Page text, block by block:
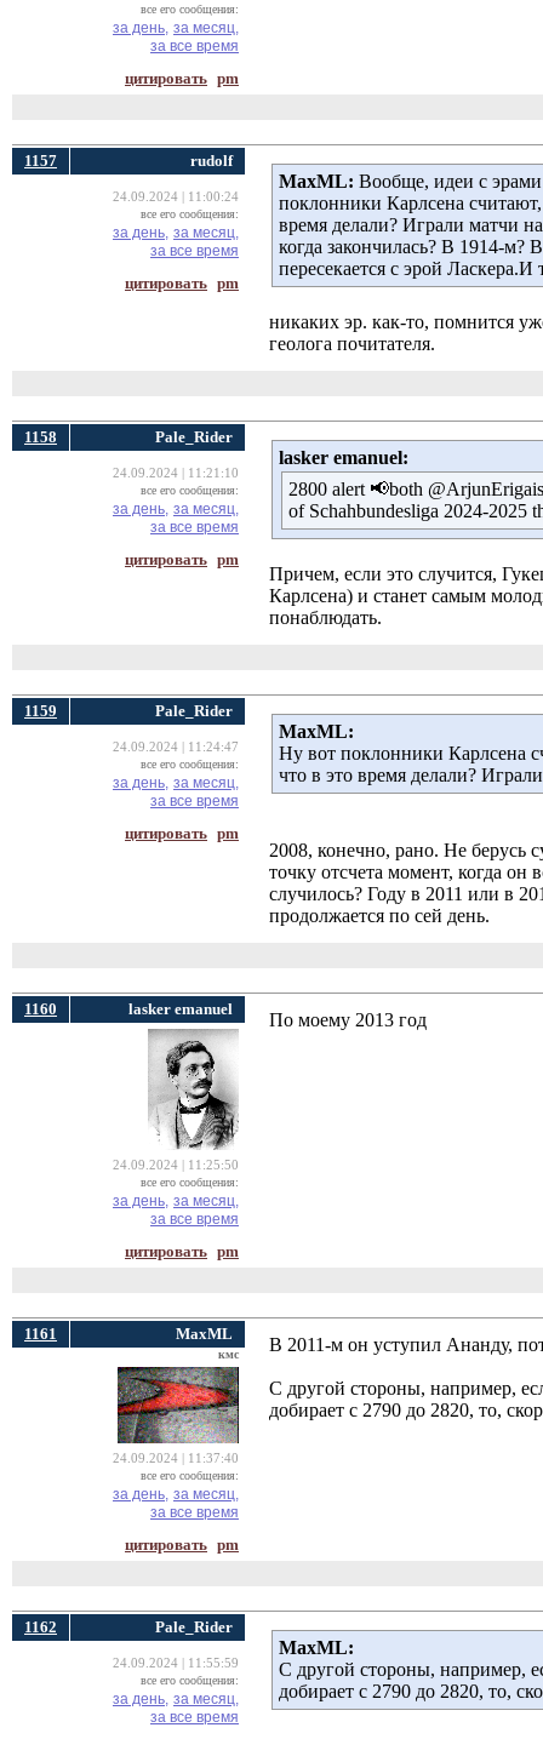
все его сообщения:
за день, за месяц,
за все время
цитировать pm
1157 rudolf
24.09.2024 | 11:00:24
все его сообщения:
за день, за месяц,
за все время
цитировать pm
MaxML: Вообще, идеи с эрами
поклонники Карлсена
время делали? Играли матчи
когда закончилась? В 1914-м?
пересекается с эрой Ласкера.И
никаких эр. как-то, помнится
геолога почитателя.
1158 Pale_Rider
24.09.2024 | 11:21:10
все его сообщения:
за день, за месяц,
за все время
цитировать pm
lasker emanuel:
2800 alert 📢both
of Schahbundesliga 2024-2025
Причем, если это случится,
Карлсена) и станет самым
понаблюдать.
1159 Pale_Rider
24.09.2024 | 11:24:47
все его сообщения:
за день, за месяц,
за все время
цитировать pm
MaxML:
Ну вот поклонники Карлсена
что в это время делали?
2008, конечно, рано. Не берусь
точку отсчета момент, когда он
случилось? Году в 2011 или в
продолжается по сей день.
1160 lasker emanuel
24.09.2024 | 11:25:50
все его сообщения:
за день, за месяц,
за все время
цитировать pm
По моему 2013 год
1161 MaxML
кмс
24.09.2024 | 11:37:40
все его сообщения:
за день, за месяц,
за все время
цитировать pm
В 2011-м он уступил Ананду,
С другой стороны, например,
добирает с 2790 до 2820, то,
1162 Pale_Rider
24.09.2024 | 11:55:59
все его сообщения:
за день, за месяц,
за все время
MaxML:
С другой стороны, например,
добирает с 2790 до 2820, то,